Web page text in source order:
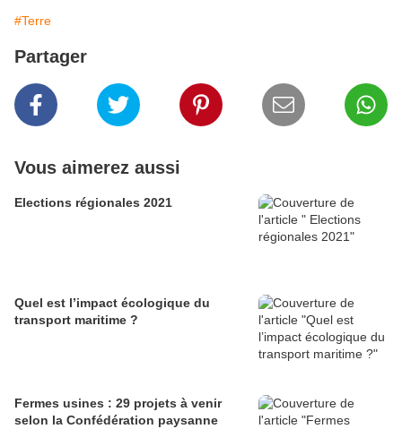
#Terre
Partager
Vous aimerez aussi
Elections régionales 2021
Quel est l’impact écologique du
transport maritime ?
Fermes usines : 29 projets à venir
selon la Confédération paysanne